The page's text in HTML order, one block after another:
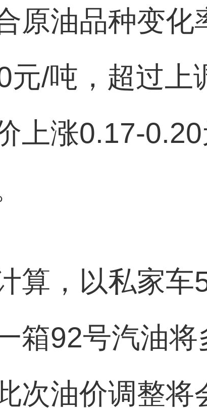
原油品种变化
元/吨，超过上
上涨0.17-
算，以私家车
箱92号汽油
次油价调整将